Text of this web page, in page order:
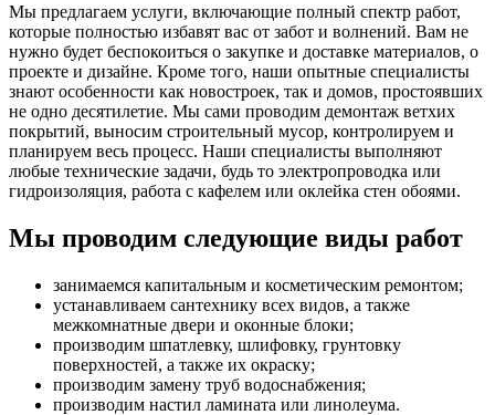
Мы предлагаем услуги, включающие полный спектр работ,
которые полностью избавят вас от забот и волнений. Вам не
нужно будет беспокоиться о закупке и доставке материалов, о
проекте и дизайне. Кроме того, наши опытные специалисты
знают особенности как новостроек, так и домов, простоявших
не одно десятилетие. Мы сами проводим демонтаж ветхих
покрытий, выносим строительный мусор, контролируем и
планируем весь процесс. Наши специалисты выполняют
любые технические задачи, будь то электропроводка или
гидроизоляция, работа с кафелем или оклейка стен обоями.
Мы проводим следующие виды работ
занимаемся капитальным и косметическим ремонтом;
устанавливаем сантехнику всех видов, а также
межкомнатные двери и оконные блоки;
производим шпатлевку, шлифовку, грунтовку
поверхностей, а также их окраску;
производим замену труб водоснабжения;
производим настил ламината или линолеума.